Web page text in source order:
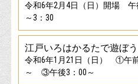
令和6年2月4日（日）開場
～3：30
江戸いろはかるたで遊ぼう
令和6年1月21日（日） ①午
～ ③午後3：00～